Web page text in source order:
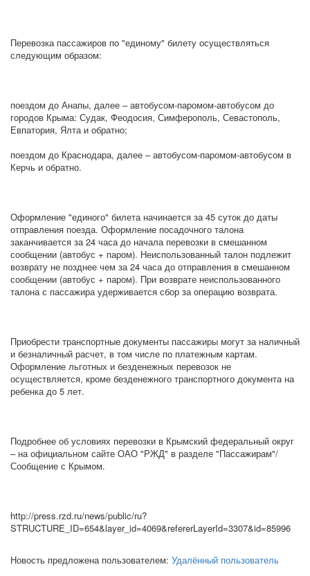
Перевозка пассажиров по "единому" билету осуществляться
следующим образом:
поездом до Анапы, далее – автобусом-паромом-автобусом до
городов Крыма: Судак, Феодосия, Симферополь, Севастополь,
Евпатория, Ялта и обратно;
поездом до Краснодара, далее – автобусом-паромом-автобусом в
Керчь и обратно.
Оформление "единого" билета начинается за 45 суток до даты
отправления поезда. Оформление посадочного талона
заканчивается за 24 часа до начала перевозки в смешанном
сообщении (автобус + паром). Неиспользованный талон подлежит
возврату не позднее чем за 24 часа до отправления в смешанном
сообщении (автобус + паром). При возврате неиспользованного
талона с пассажира удерживается сбор за операцию возврата.
Приобрести транспортные документы пассажиры могут за наличный
и безналичный расчет, в том числе по платежным картам.
Оформление льготных и безденежных перевозок не
осуществляется, кроме безденежного транспортного документа на
ребенка до 5 лет.
Подробнее об условиях перевозки в Крымский федеральный округ
– на официальном сайте ОАО "РЖД" в разделе "Пассажирам"/
Сообщение с Крымом.
http://press.rzd.ru/news/public/ru?
STRUCTURE_ID=654&layer_id=4069&refererLayerId=3307&id=85996
Новость предложена пользователем: Удалённый пользователь